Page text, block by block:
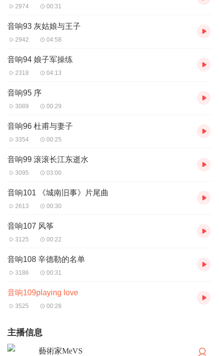
2974 00:31
音响93 灰姑娘与王子
2942 04:58
音响94 娘子军操练
2318 04:13
音响95 序
3089 00:29
音响96 杜甫与妻子
3354 00:25
音响99 滚滚长江东逝水
3095 03:00
音响101 《城南旧事》片尾曲
2613 00:30
音响107 风筝
3125 00:22
音响108 辛德勒的名单
3186 00:31
音响109playing love
3525 00:28
主播信息
藝術家MeVS